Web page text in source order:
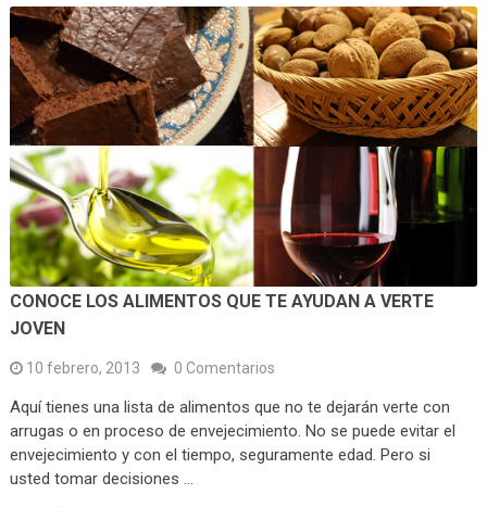
CONOCE LOS ALIMENTOS QUE TE AYUDAN A VERTE
JOVEN
10 febrero, 2013 0 Comentarios
Aquí tienes una lista de alimentos que no te dejarán verte con
arrugas o en proceso de envejecimiento. No se puede evitar el
envejecimiento y con el tiempo, seguramente edad. Pero si
usted tomar decisiones …